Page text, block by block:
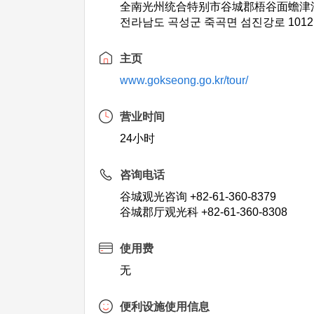
全南光州统合特别市谷城郡梧谷面蟾津
전라남도 곡성군 죽곡면 섬진강로 1012
主页
www.gokseong.go.kr/tour/
营业时间
24小时
咨询电话
谷城观光咨询 +82-61-360-8379
谷城郡厅观光科 +82-61-360-8308
使用费
无
便利设施使用信息